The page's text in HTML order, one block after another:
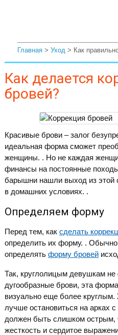
Главная> Уход> Как
Как делается
бровей?
Красивые брови – залог
идеальная форма сможет
женщины. . Но не каждая
финансы на постоянные
барышни нашли выход из этой
в домашних условиях. .
Определяем форму
Перед тем, как сделать
определить их форму. .
определять форму бровей
Так, круглолицым девушкам не
дугообразные брови, эта
визуально еще более
лучше остановиться на арках
должен быть слишком острым,
жесткость и сердитое